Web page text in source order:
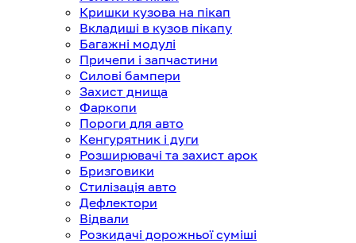
Кришки кузова на пікап
Вкладиші в кузов пікапу
Багажні модулі
Причепи і запчастини
Силові бампери
Захист днища
Фаркопи
Пороги для авто
Кенгурятник і дуги
Розширювачі та захист арок
Бризговики
Стилізація авто
Дефлектори
Відвали
Розкидачі дорожньої суміші